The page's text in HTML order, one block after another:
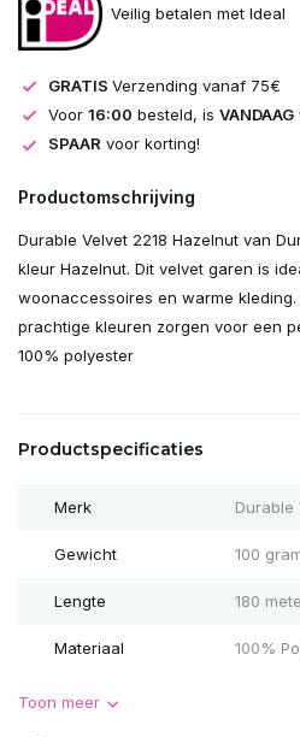
Veilig betalen met Ideal
GRATIS Verzending vanaf 75€
Voor 16:00 besteld, is VANDAAG
SPAAR voor korting!
Productomschrijving
Durable Velvet 2218 Hazelnut van
kleur Hazelnut. Dit velvet garen is
woonaccessoires en warme
prachtige kleuren zorgen voor een
100% polyester
Productspecificaties
Merk Durable
Gewicht 100
Lengte 180
Materiaal 100%
Toon meer